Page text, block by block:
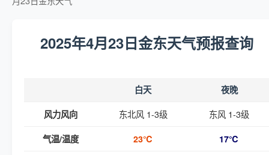
2025年4月23日金东天气预报查询
白天 夜晚
风力风向 东北风 1-3级 东风 1-3级
气温/温度 23℃ 17℃